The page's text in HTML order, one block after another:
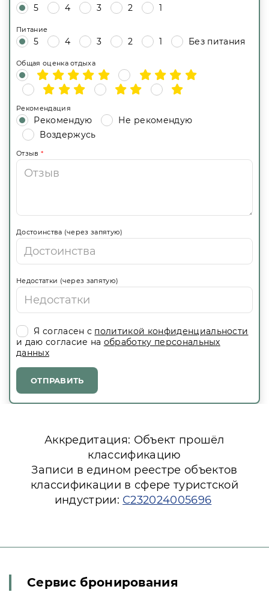
5 4 3 2 1
Питание
5 4 3 2 1 Без питания
Общая оценка отдыха
Рекомендация
Рекомендую
Не рекомендую
Воздержусь
Отзыв *
Достоинства (через запятую)
Недостатки (через запятую)
Я согласен с политикой конфиденциальности
и даю согласие на обработку персональных
данных
ОТПРАВИТЬ
Аккредитация: Объект прошёл
классификацию
Записи в едином реестре объектов
классификации в сфере туристской
индустрии: С232024005696
Сервис бронирования